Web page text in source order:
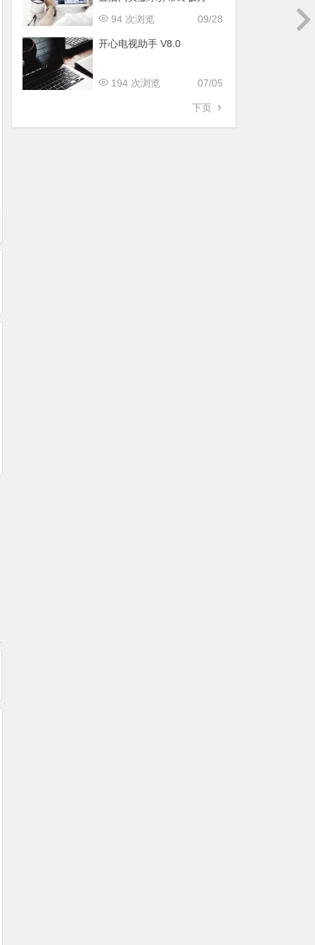
案！
09/28
94 次浏览
开心电视助手 V8.0
07/05
194 次浏览
下页